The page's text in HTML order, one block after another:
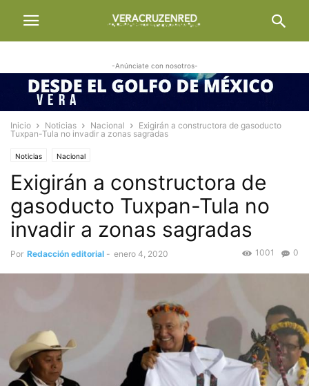
-Anúnciate con nosotros-
Inicio Noticias Nacional
Exigirán a constructora de gasoducto
Tuxpan-Tula no invadir a zonas sagradas
Noticias Nacional
Exigirán a constructora de
gasoducto Tuxpan-Tula no
invadir a zonas sagradas
Por Redacción editorial - enero 4, 2020 0
1001